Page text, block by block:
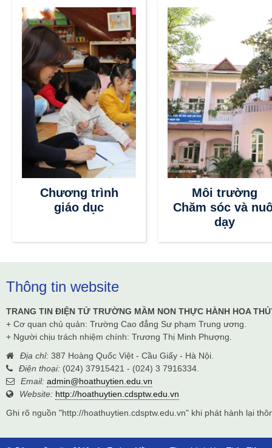
Chương trình
giáo dục
Môi trường
Chăm sóc và
dạy
Thông tin website
TRANG TIN ĐIỆN TỬ TRƯỜNG MẦM NON THỰC HÀNH HOA
+ Cơ quan chủ quản: Trường Cao đẳng Sư phạm Trung ương.
+ Người chịu trách nhiệm chính: Trương Thị Minh Phượng.
Địa chỉ: 387 Hoàng Quốc Việt - Cầu Giấy - Hà Nội.
Điện thoại: (024) 37915421 - (024) 3 7916334.
Email: admin@hoathuytien.edu.vn
Website: http://hoathuytien.cdsptw.edu.vn
Ghi rõ nguồn "http://hoathuytien.cdsptw.edu.vn" khi phát hành lại